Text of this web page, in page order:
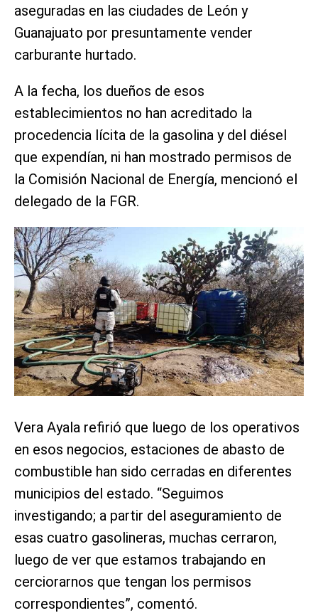
aseguradas en las ciudades de León y
Guanajuato por presuntamente vender
carburante hurtado.
A la fecha, los dueños de esos
establecimientos no han acreditado la
procedencia lícita de la gasolina y del diésel
que expendían, ni han mostrado permisos de
la Comisión Nacional de Energía, mencionó el
delegado de la FGR.
Vera Ayala refirió que luego de los operativos
en esos negocios, estaciones de abasto de
combustible han sido cerradas en diferentes
municipios del estado. “Seguimos
investigando; a partir del aseguramiento de
esas cuatro gasolineras, muchas cerraron,
luego de ver que estamos trabajando en
cerciorarnos que tengan los permisos
correspondientes”, comentó.